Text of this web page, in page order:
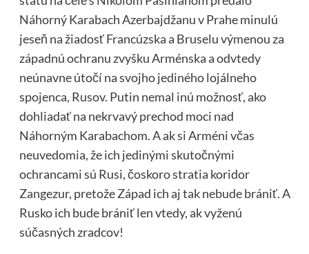
Náhorný Karabach Azerbajdžanu v Prahe minulú
jeseň na žiadosť Francúzska a Bruselu výmenou za
západnú ochranu zvyšku Arménska a odvtedy
neúnavne útočí na svojho jediného lojálneho
spojenca, Rusov. Putin nemal inú možnosť, ako
dohliadať na nekrvavý prechod moci nad
Náhorným Karabachom. A ak si Arméni včas
neuvedomia, že ich jedinými skutočnými
ochrancami sú Rusi, čoskoro stratia koridor
Zangezur, pretože Západ ich aj tak nebude brániť. A
Rusko ich bude brániť len vtedy, ak vyženú
súčasných zradcov!